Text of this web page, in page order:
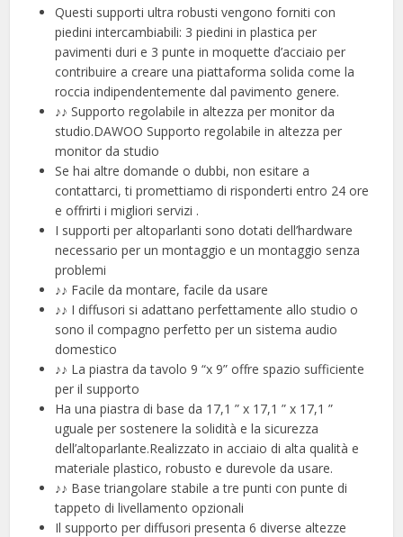
Questi supporti ultra robusti vengono forniti con
piedini intercambiabili: 3 piedini in plastica per
pavimenti duri e 3 punte in moquette d’acciaio per
contribuire a creare una piattaforma solida come la
roccia indipendentemente dal pavimento genere.
♪♪ Supporto regolabile in altezza per monitor da
studio.DAWOO Supporto regolabile in altezza per
monitor da studio
Se hai altre domande o dubbi, non esitare a
contattarci, ti promettiamo di risponderti entro 24 ore
e offrirti i migliori servizi .
I supporti per altoparlanti sono dotati dell’hardware
necessario per un montaggio e un montaggio senza
problemi
♪♪ Facile da montare, facile da usare
♪♪ I diffusori si adattano perfettamente allo studio o
sono il compagno perfetto per un sistema audio
domestico
♪♪ La piastra da tavolo 9 “x 9” offre spazio sufficiente
per il supporto
Ha una piastra di base da 17,1 ” x 17,1 ” x 17,1 ”
uguale per sostenere la solidità e la sicurezza
dell’altoparlante.Realizzato in acciaio di alta qualità e
materiale plastico, robusto e durevole da usare.
♪♪ Base triangolare stabile a tre punti con punte di
tappeto di livellamento opzionali
Il supporto per diffusori presenta 6 diverse altezze